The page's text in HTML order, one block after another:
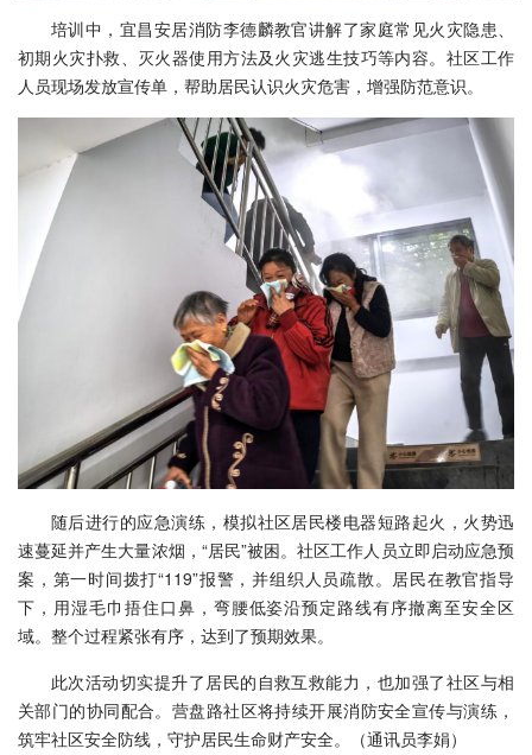
培训中，宜昌安居消防李德麟教官讲解了家庭常见火灾隐患、
初期火灾扑救、灭火器使用方法及火灾逃生技巧等内容。社区工作
人员现场发放宣传单，帮助居民认识火灾危害，增强防范意识。
随后进行的应急演练，模拟社区居民楼电器短路起火，火势迅
速蔓延并产生大量浓烟，“居民”被困。社区工作人员立即启动应急预
案，第一时间拨打“119”报警，并组织人员疏散。居民在教官指导
下，用湿毛巾捂住口鼻，弯腰低姿沿预定路线有序撤离至安全区
域。整个过程紧张有序，达到了预期效果。
此次活动切实提升了居民的自救互救能力，也加强了社区与相
关部门的协同配合。营盘路社区将持续开展消防安全宣传与演练，
筑牢社区安全防线，守护居民生命财产安全。（通讯员李娟）